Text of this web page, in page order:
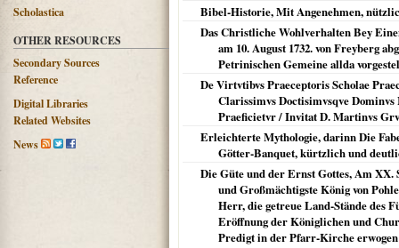
Scholastica
OTHER RESOURCES
Secondary Sources
Reference
Digital Libraries
Related Websites
News
Bibel-Historie, Mit Angenehmen,
Das Christliche Wohlverhalten Bey
am 10. August 1732. von Freyberg
Petrinischen Gemeine allda
De Virtvtibvs Praeceptoris Scholae
Clarissimvs Doctisimvsqve
Praeficietvr / Invitat D. Martinvs
Erleichterte Mythologie, darinn Die
Götter-Banquet, kürtzlich und
Die Güte und der Ernst Gottes, Am
und Großmächtigste König von
Herr, die getreue Land-Stände des
Eröffnung der Königlichen und
Predigt in der Pfarr-Kirche